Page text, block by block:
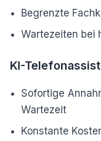
Begrenzte
Wartezeiten bei
KI-
Sofortige
Wartezeit
Konstante